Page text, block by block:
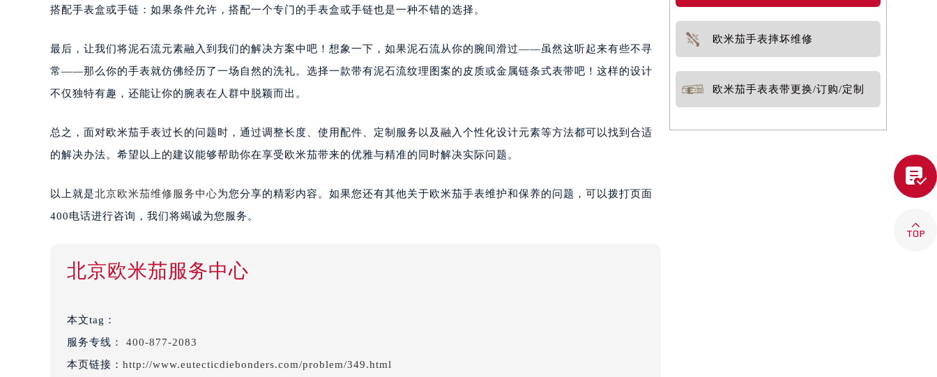
搭配手表盒或手链：如果条件允许，搭配一个专门的手表盒或手链也是一种不错的选择。
最后，让我们将泥石流元素融入到我们的解决方案中吧！想象一下，如果泥石流从你的腕间滑过——虽然这听起来有些不寻
常——那么你的手表就仿佛经历了一场自然的洗礼。选择一款带有泥石流纹理图案的皮质或金属链条式表带吧！这样的设计
不仅独特有趣，还能让你的腕表在人群中脱颖而出。
总之，面对欧米茄手表过长的问题时，通过调整长度、使用配件、定制服务以及融入个性化设计元素等方法都可以找到合适
的解决办法。希望以上的建议能够帮助你在享受欧米茄带来的优雅与精准的同时解决实际问题。
以上就是北京欧米茄维修服务中心为您分享的精彩内容。如果您还有其他关于欧米茄手表维护和保养的问题，可以拨打页面
400电话进行咨询，我们将竭诚为您服务。
北京欧米茄服务中心
本文tag：
服务专线：
400-877-2083
本页链接： http://www.eutecticdiebonders.com/problem/349.html
欧米茄手表摔坏维修
欧米茄手表表带更换/订购/定制

